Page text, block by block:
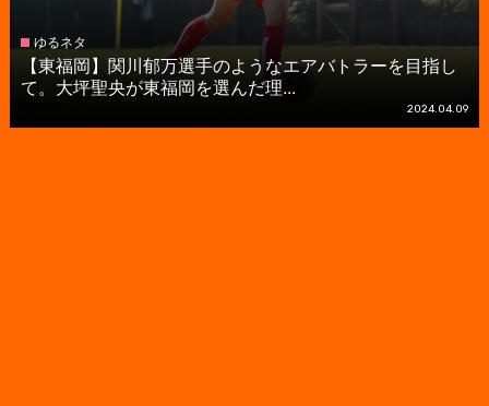
ゆるネタ
【東福岡】関川郁万選手のようなエアバトラーを目指し
て。大坪聖央が東福岡を選んだ理...
2024.04.09